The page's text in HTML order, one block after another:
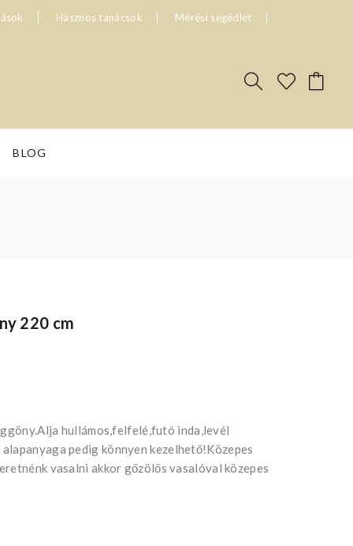
Hasznos tanácsok Mérési segédlet
BLOG
220 cm
hullámos,felfelé,futó inda,levél
pedig könnyen kezelhető!Közepes
vasalni akkor gőzölős vasalóval közepes